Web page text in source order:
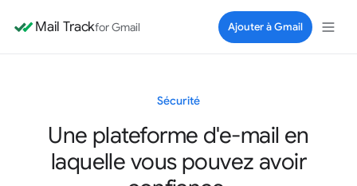
Mail Trackfor Gmail Ajouter à Gmail
Sécurité
Une plateforme d'e-mail en
laquelle vous pouvez avoir